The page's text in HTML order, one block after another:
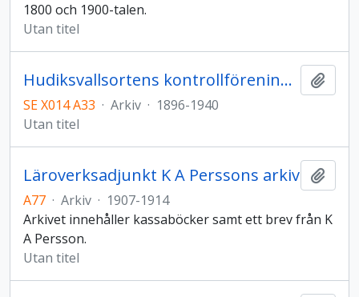
1800 och 1900-talen.
Utan titel
Hudiksvallsortens kontrollförenings arkiv
SE X014 A33 · Arkiv · 1896-1940
Utan titel
Läroverksadjunkt K A Perssons arkiv
A77 · Arkiv · 1907-1914
Arkivet innehåller kassaböcker samt ett brev från K
A Persson.
Utan titel